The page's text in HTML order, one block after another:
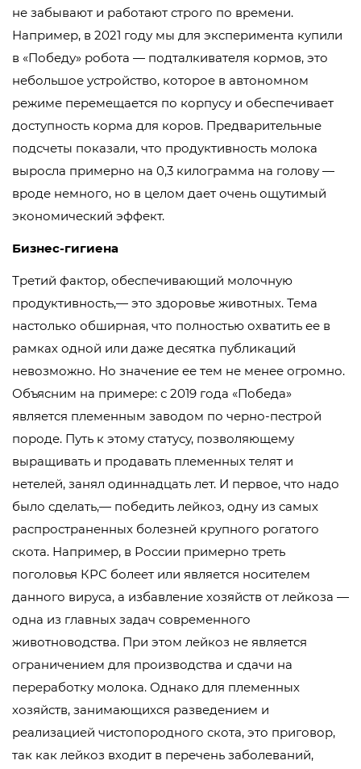
не забывают и работают строго по времени.
Например, в 2021 году мы для эксперимента купили
в «Победу» робота — подталкивателя кормов, это
небольшое устройство, которое в автономном
режиме перемещается по корпусу и обеспечивает
доступность корма для коров. Предварительные
подсчеты показали, что продуктивность молока
выросла примерно на 0,3 килограмма на голову —
вроде немного, но в целом дает очень ощутимый
экономический эффект.
Бизнес-гигиена
Третий фактор, обеспечивающий молочную
продуктивность,— это здоровье животных. Тема
настолько обширная, что полностью охватить ее в
рамках одной или даже десятка публикаций
невозможно. Но значение ее тем не менее огромно.
Объясним на примере: с 2019 года «Победа»
является племенным заводом по черно-пестрой
породе. Путь к этому статусу, позволяющему
выращивать и продавать племенных телят и
нетелей, занял одиннадцать лет. И первое, что надо
было сделать,— победить лейкоз, одну из самых
распространенных болезней крупного рогатого
скота. Например, в России примерно треть
поголовья КРС болеет или является носителем
данного вируса, а избавление хозяйств от лейкоза —
одна из главных задач современного
животноводства. При этом лейкоз не является
ограничением для производства и сдачи на
переработку молока. Однако для племенных
хозяйств, занимающихся разведением и
реализацией чистопородного скота, это приговор,
так как лейкоз входит в перечень заболеваний,